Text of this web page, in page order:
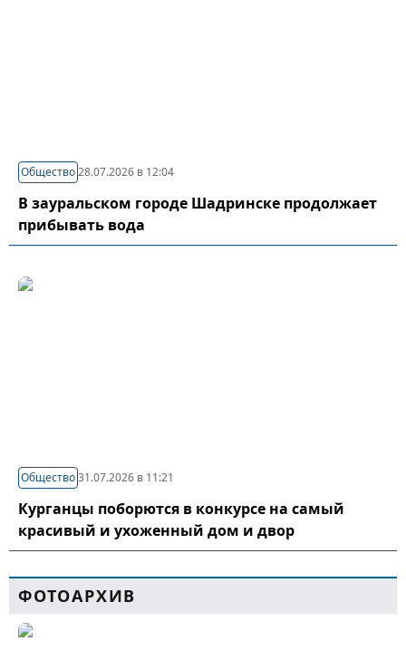
Общество28.07.2026 в 12:04
В зауральском городе Шадринске продолжает
прибывать вода
Общество31.07.2026 в 11:21
Курганцы поборются в конкурсе на самый
красивый и ухоженный дом и двор
ФОТОАРХИВ